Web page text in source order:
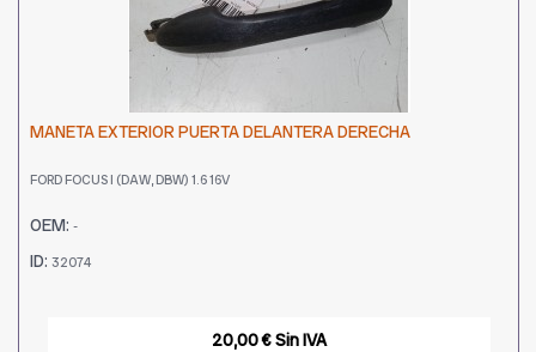
MANETA EXTERIOR PUERTA DELANTERA DERECHA
FORD FOCUS I (DAW, DBW) 1.6 16V
OEM: -
ID: 32074
20,00 € Sin IVA